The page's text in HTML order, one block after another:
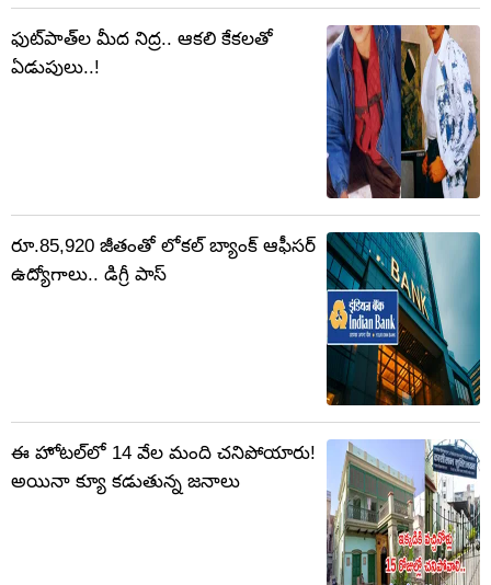
ఫుట్‌పాత్‌ల మీద నిద్ర.. ఆకలి కేకలతో
ఏడుపులు..!
రూ.85,920 జీతంతో లోకల్ బ్యాంక్ ఆఫీసర్
ఉద్యోగాలు.. డిగ్రీ పాస్
ఈ హోటల్‌లో 14 వేల మంది చనిపోయారు!
అయినా క్యూ కడుతున్న జనాలు